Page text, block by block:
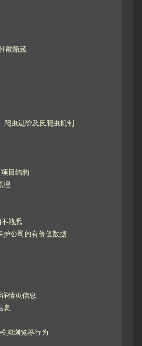
能瓶颈
爬虫进阶及反爬虫机制
目结构
理
熟悉
护公司的有价值数据
情页信息
息
拟浏览器行为